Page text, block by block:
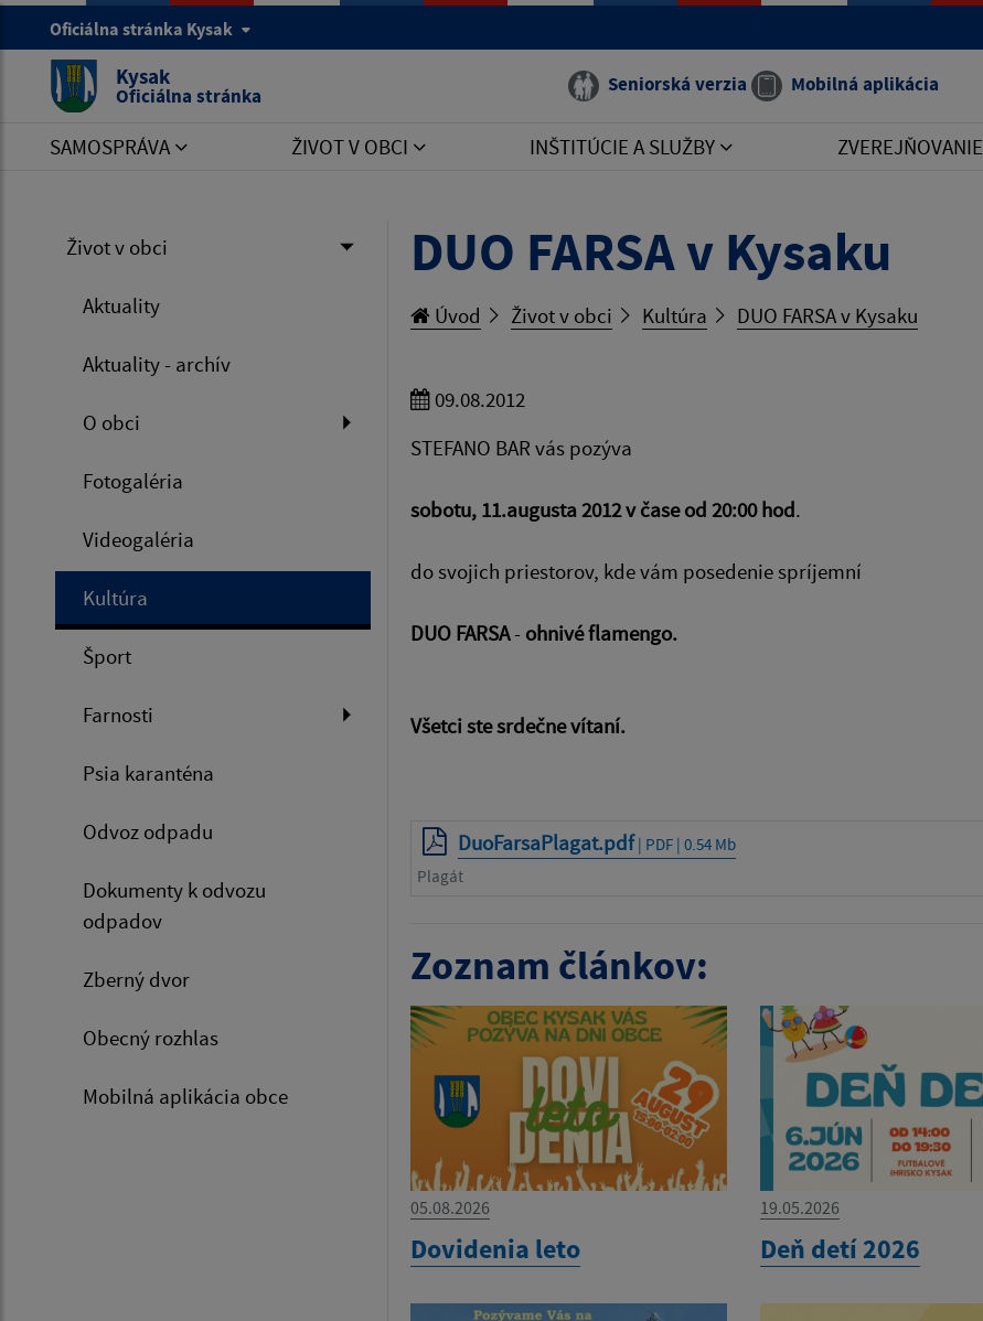
Oficiálna stránka Kysak
Kysak
Oficiálna stránka Seniorská verzia Mobilná aplikácia
SAMOSPRÁVA ŽIVOT V OBCI INŠTITÚCIE A SLUŽBY ZVEREJŇOVANIE
Život v obci
Aktuality
Aktuality - archív
O obci
Fotogaléria
Videogaléria
Kultúra
Šport
Farnosti
Psia karanténa
Odvoz odpadu
Dokumenty k odvozu
odpadov
Zberný dvor
Obecný rozhlas
Mobilná aplikácia obce
DUO FARSA v Kysaku
Úvod Život v obci Kultúra DUO FARSA v Kysaku
09.08.2012
STEFANO BAR vás pozýva
sobotu, 11.augusta 2012 v čase od 20:00 hod.
do svojich priestorov, kde vám posedenie spríjemní
DUO FARSA- ohnivé flamengo.
Všetci ste srdečne vítaní.
DuoFarsaPlagat.pdf| PDF | 0.54 Mb
Plagát
Zoznam článkov:
05.08.2026
Dovidenia leto
19.05.2026
Deň detí 2026